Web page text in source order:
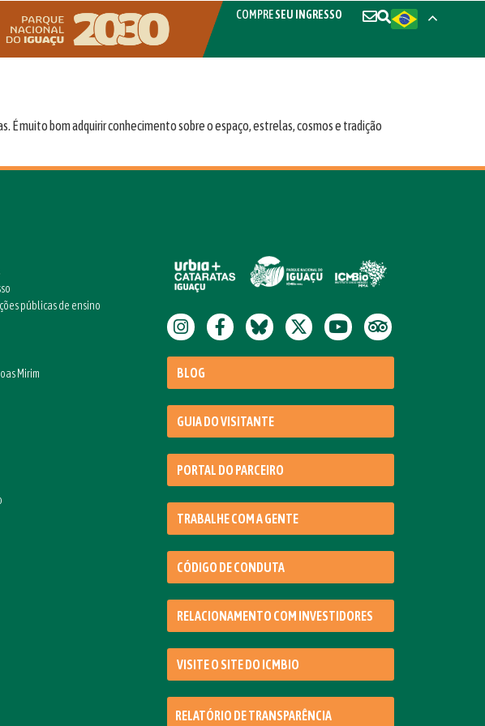
COMPRESEU INGRESSO
É muito bom adquirir conhecimento sobre o espaço, estrelas, cosmos e tradição
públicas de ensino
Mirim
BLOG
GUIA DO VISITANTE
PORTAL DO PARCEIRO
TRABALHE COM A GENTE
CÓDIGO DE CONDUTA
RELACIONAMENTO COM INVESTIDORES
VISITE O SITE DO ICMBIO
RELATÓRIO DE TRANSPARÊNCIA